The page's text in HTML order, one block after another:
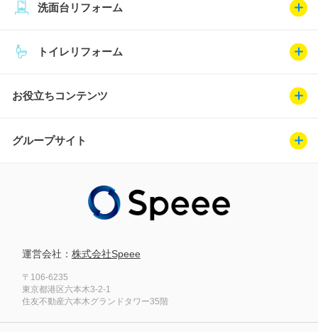
トイレリフォーム
洗面台リフォーム
お役立ちコンテンツ
グループサイト
運営会社： 株式会社Speee
〒106-6235
東京都港区六本木3-2-1
住友不動産六本木グランドタワー35階